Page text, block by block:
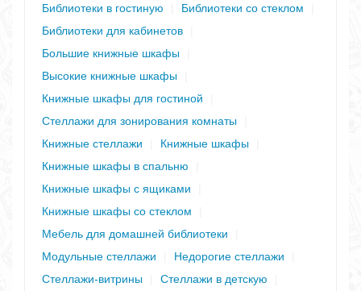
Библиотеки в гостиную Библиотеки со стеклом
Библиотеки для кабинетов
Большие книжные шкафы
Высокие книжные шкафы
Книжные шкафы для гостиной
Стеллажи для зонирования комнаты
Книжные стеллажи
Книжные шкафы
Книжные шкафы в спальню
Книжные шкафы с ящиками
Книжные шкафы со стеклом
Мебель для домашней библиотеки
Модульные стеллажи
Недорогие стеллажи
Стеллажи-витрины
Стеллажи в детскую